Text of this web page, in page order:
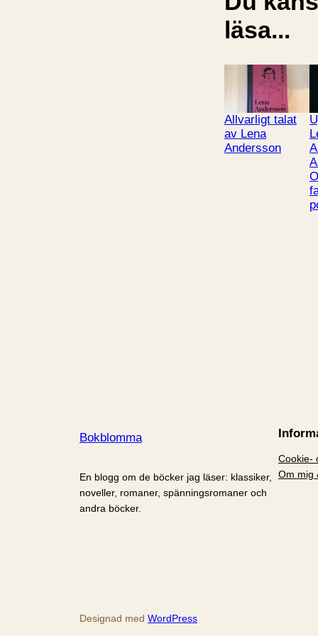
läsa...
Allvarligt talat
av Lena
Andersson
Bokblomma
En blogg om de böcker jag läser: klassiker,
noveller, romaner, spänningsromaner och
andra böcker.
Cookie-
Om mig
Designad med WordPress